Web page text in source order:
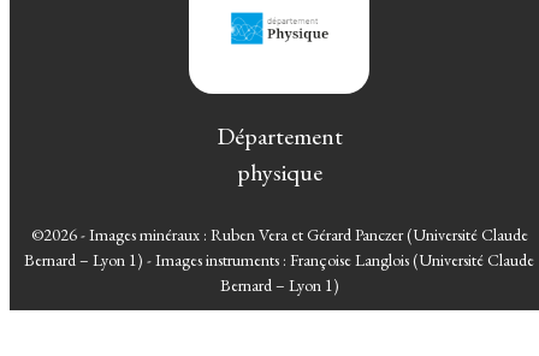
Département
physique
©2026 - Images minéraux : Ruben Vera et Gérard Panczer (Université Claude
Bernard – Lyon 1) - Images instruments : Françoise Langlois (Université Claude
Bernard – Lyon 1)